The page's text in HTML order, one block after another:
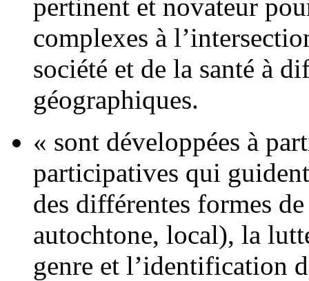
pertinent et novateur
complexes à
société et de la santé à
géographiques.
« sont développées à
participatives qui
des différentes formes
autochtone, local), la
genre et l’identification